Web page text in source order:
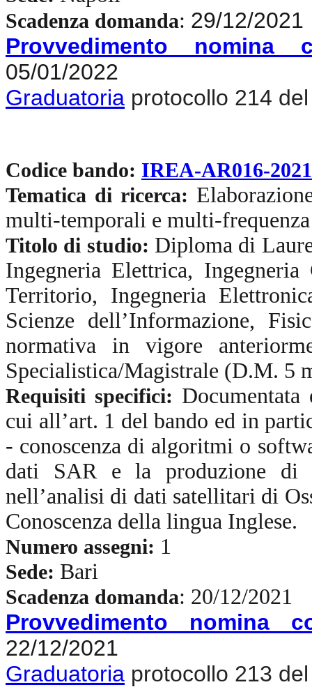
Scadenza domanda: 29/12/2021
Provvedimento nomina
05/01/2022
Graduatoria protocollo 214
Codice bando: IREA-AR016-
Tematica di ricerca:
multi-temporali e multi-
Titolo di studio: Diploma di
Ingegneria Elettrica,
Territorio, Ingegneria
Scienze dell’Informazione,
normativa in vigore
Specialistica/Magistrale (D.M. 5
Requisiti specifici:
cui all’art. 1 del bando ed in
- conoscenza di algoritmi o
dati SAR e la produzione di
nell’analisi di dati satellitari di
Conoscenza della lingua Inglese.
Numero assegni: 1
Sede: Bari
Scadenza domanda: 20/12/2021
Provvedimento nomina
22/12/2021
Graduatoria protocollo 213